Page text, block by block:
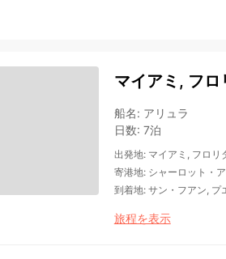
マイアミ, フロ
船名: アリュラ
日数: 7泊
出発地: マイアミ, フロリ
寄港地: シャーロット・
到着地: サン・フアン, プ
旅程を表示